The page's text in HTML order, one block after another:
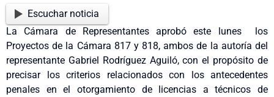
Escuchar noticia
La Cámara de Representantes aprobó este lunes los
Proyectos de la Cámara 817 y 818, ambos de la autoría del
representante Gabriel Rodríguez Aguiló, con el propósito de
precisar los criterios relacionados con los antecedentes
penales en el otorgamiento de licencias a técnicos de